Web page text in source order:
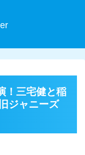
！三宅健と稲
ジャニーズ